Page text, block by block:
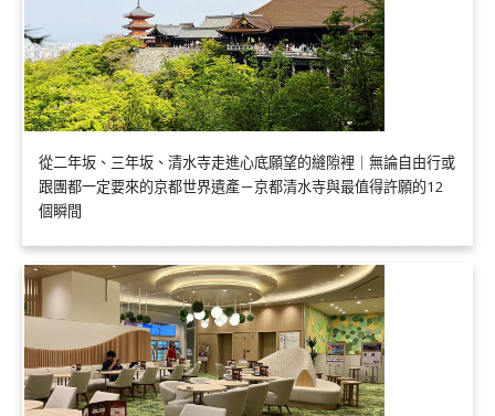
從二年坂、三年坂、清水寺走進心底願望的縫隙裡｜無論自由行或
跟團都一定要來的京都世界遺產－京都清水寺與最值得許願的12
個瞬間